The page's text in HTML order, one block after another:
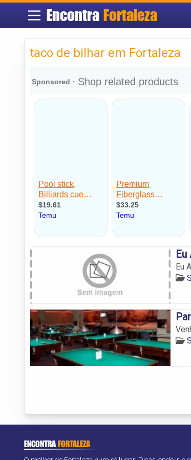
Encontra Fortaleza
taco de bilhar em Fortaleza
Eu
Eu
ENCONTRAFORTALEZA